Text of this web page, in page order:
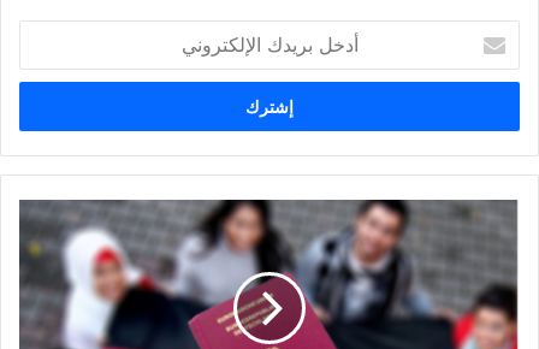
بريدك
الإلكتروني
تحصل
الجنسية
الألمانية
كمهاجر!